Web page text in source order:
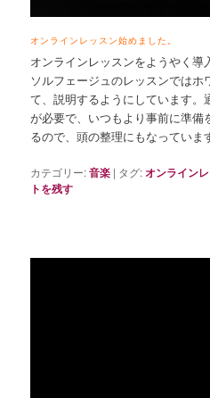
オンラインレッスン始めました。
オンラインレッスンをようやく導
ソルフェージュのレッスンではホ
て、説明するようにしています。
が必要で、いつもより事前に準
るので、頭の整理にもなっていま
カテゴリー:音楽 | タグ:オンライン
トを残す